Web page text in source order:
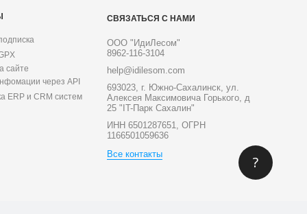
сайте
через API
ERP и CRM систем
СВЯЗАТЬСЯ С НАМИ
ООО "ИдиЛесом"
8962-116-3104
help@idilesom.com
693023, г. Южно-Сахалинск, ул.
Алексея Максимовича Горького, д
25 "IT-Парк Сахалин"
ИНН 6501287651, ОГРН
1166501059636
Все контакты
?